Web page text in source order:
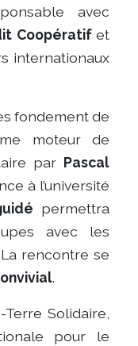
avec
Coopératifet
internationaux
fondement de
moteur de
par Pascal
à l’université
permettra
avec les
rencontre se
.
Solidaire,
pour le